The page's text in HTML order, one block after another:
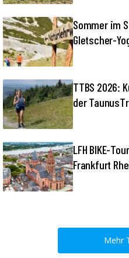
Sommer im
Gletscher-
TTBS 2026:
der
LFH BIKE-
Frankfurt
Mehr